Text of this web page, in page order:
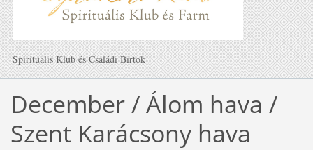
Spirituális Klub és Családi Birtok
December / Álom hava /
Szent Karácsony hava